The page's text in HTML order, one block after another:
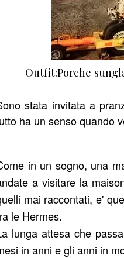
Outfit:Porche
stata invitata a
ha un senso quando
in un sogno, una
a visitare la
mai raccontati, e'
le Hermes.
lunga attesa che
in anni e gli anni in